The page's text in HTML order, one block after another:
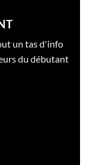
un tas d'info
du débutant